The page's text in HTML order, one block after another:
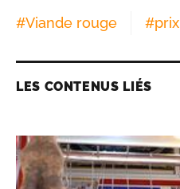
#Viande rouge #prix
LES CONTENUS LIÉS